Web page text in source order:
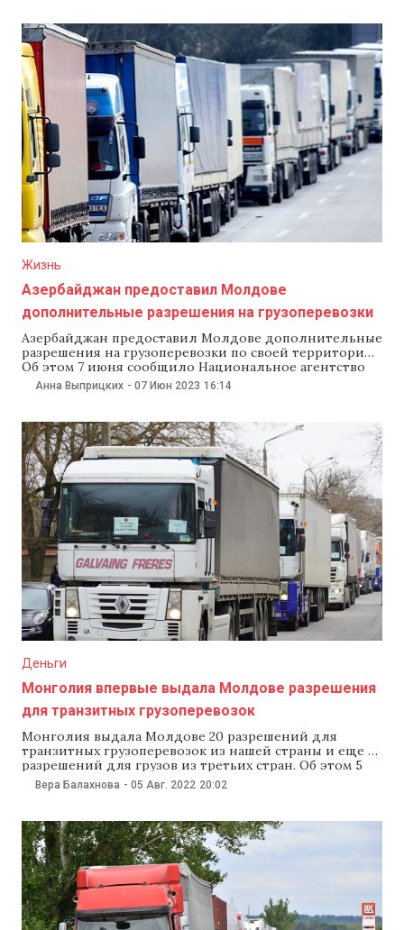
Жизнь
Азербайджан предоставил Молдове
дополнительные разрешения на грузоперевозки
Азербайджан предоставил Молдове дополнительные
разрешения на грузоперевозки по своей территории.
Об этом 7 июня сообщило Национальное агентство
автомобильного транспорта (ANTA). Как уточнили в
агентстве, речь идет о 100 двусторонних/транзитных
действительны до 31 января 2024 года. Также
сообщается, что посол Молдовы в Азербайджане
Александр Есауленко
Анна Выприцких - 07 Июн 2023 16:14
Деньги
Монголия впервые выдала Молдове разрешения
для транзитных грузоперевозок
Монголия выдала Молдове 20 разрешений для
транзитных грузоперевозок из нашей страны и еще 10
разрешений для грузов из третьих стран. Об этом 5
августа сообщило Национальное агентство
автотранспорта, отметив, что это произошло впервые.
обращений от молдавских транспортных операторов
по поводу Монголии, поэтому инициировало
переговоры. В
Вера Балахнова - 05 Авг. 2022 20:02